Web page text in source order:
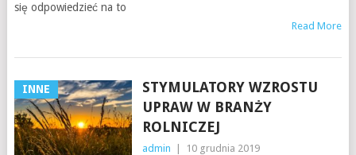
się odpowiedzieć na to
Read More
INNE
STYMULATORY WZROSTU
UPRAW W BRANŻY
ROLNICZEJ
admin 10 grudnia 2019